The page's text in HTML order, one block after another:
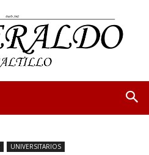
UNIVERSITARIOS